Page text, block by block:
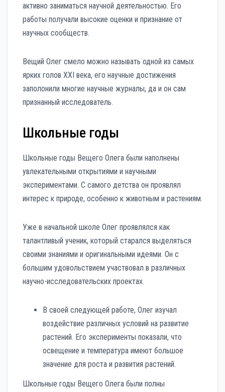
активно заниматься научной деятельностью. Его
работы получали высокие оценки и признание от
научных сообществ.
Вещий Олег смело можно называть одной из самых
ярких голов XXI века, его научные достижения
заполонили многие научные журналы, да и он сам
признанный исследователь.
Школьные годы
Школьные годы Вещего Олега были наполнены
увлекательными открытиями и научными
экспериментами. С самого детства он проявлял
интерес к природе, особенно к животным и растениям.
Уже в начальной школе Олег проявлялся как
талантливый ученик, который старался выделяться
своими знаниями и оригинальными идеями. Он с
большим удовольствием участвовал в различных
научно-исследовательских проектах.
В своей следующей работе, Олег изучал
воздействие различных условий на развитие
растений. Его эксперименты показали, что
освещение и температура имеют большое
значение для роста и развития растений.
Школьные годы Вещего Олега были полны